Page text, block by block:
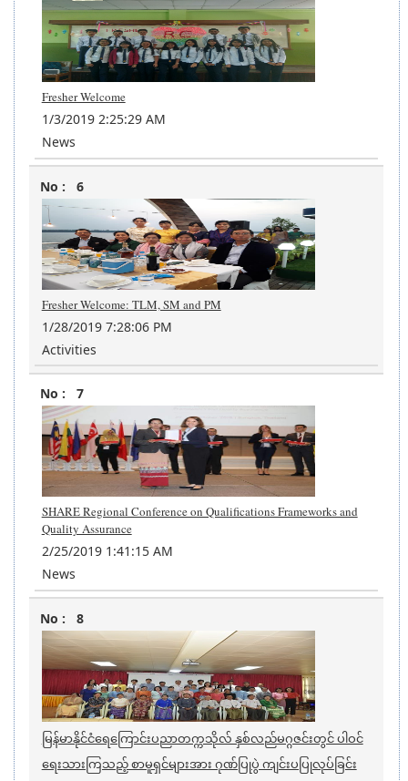
Fresher Welcome
1/3/2019 2:25:29 AM
News
6
Fresher Welcome: TLM, SM and PM
1/28/2019 7:28:06 PM
Activities
7
SHARE Regional Conference on Qualifications Frameworks and
Quality Assurance
2/25/2019 1:41:15 AM
News
8
မြန်မာနိုင်ငံရေကြောင်းပညာတက္ကသိုလ် နှစ်လည်မဂ္ဂဇင်းတွင် ပါဝင်
ရေးသားကြသည့် စာမူရှင်များအား ဂုဏ်ပြုပွဲ ကျင်းပပြုလုပ်ခြင်း